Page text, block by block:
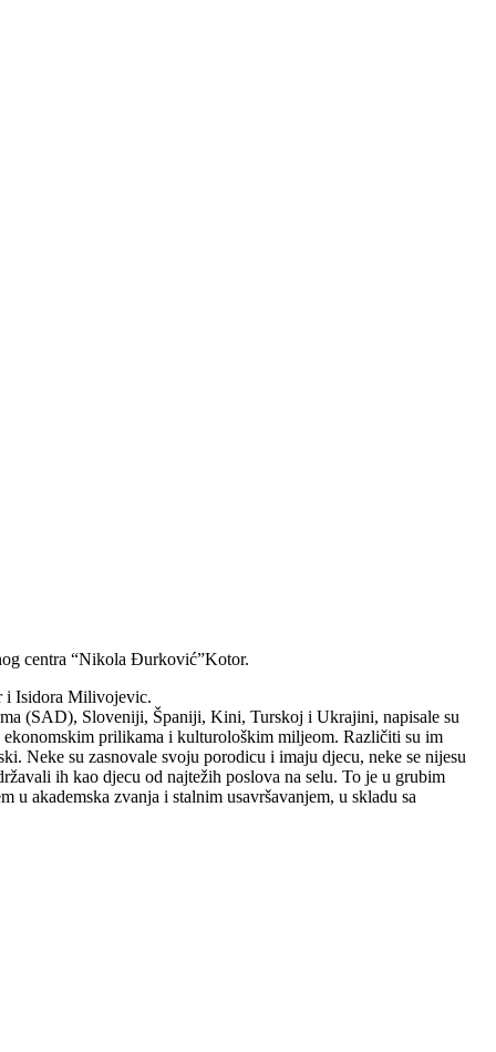
centra “Nikola Đurković”Kotor.
i Isidora Milivojevic.
(SAD), Sloveniji, Španiji, Kini, Turskoj i Ukrajini, napisale su
prilikama i kulturološkim miljeom. Različiti su im
Neke su zasnovale svoju porodicu i imaju djecu, neke se nijesu
ih kao djecu od najtežih poslova na selu. To je u grubim
u akademska zvanja i stalnim usavršavanjem, u skladu sa